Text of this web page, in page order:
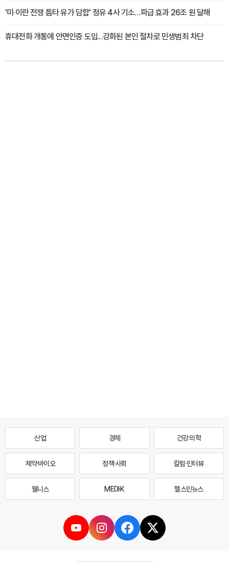
'미·이란 전쟁 틈타 유가 담합' 정유 4사 기소…파급 효과 26조 원 달해
휴대전화 개통에 안면인증 도입...강화된 본인 절차로 민생범죄 차단
산업 경제 건강·의학
제약·바이오 정책·사회 칼럼·인터뷰
웰니스 MEDI·K 헬스인뉴스